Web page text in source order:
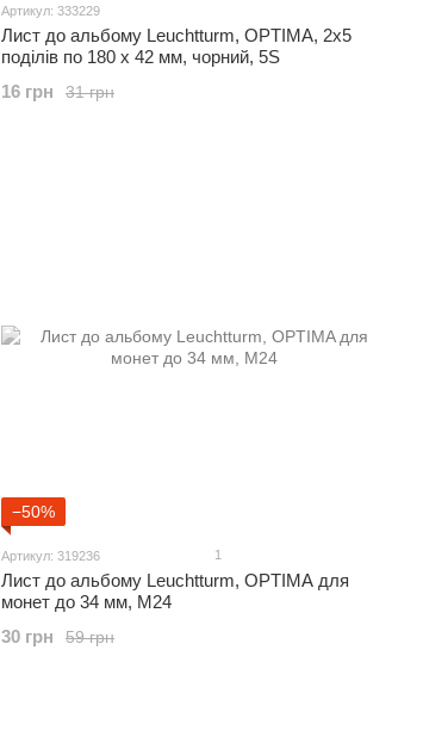
Артикул: 333229
Лист до альбому Leuchtturm, OPTIMA, 2x5
поділів по 180 x 42 мм, чорний, 5S
31 грн
16 грн
−50%
Артикул: 319236 1
Лист до альбому Leuchtturm, OPTIMA для
монет до 34 мм, M24
59 грн
30 грн